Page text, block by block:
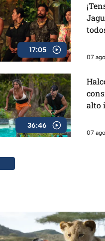
17:05
07
36:46
alto
07